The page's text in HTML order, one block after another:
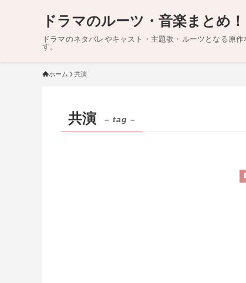
ドラマのルーツ・音楽まとめ！
ドラマのネタバレやキャスト・主題歌・ルーツとなる原
す。
ホーム 共演
共演 – tag –